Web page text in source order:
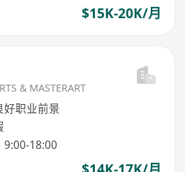
$15K-20K/月
& MASTERART
职业前景
9:00-18:00